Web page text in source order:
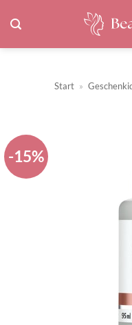
Inhalt
springen
Start »
-15%